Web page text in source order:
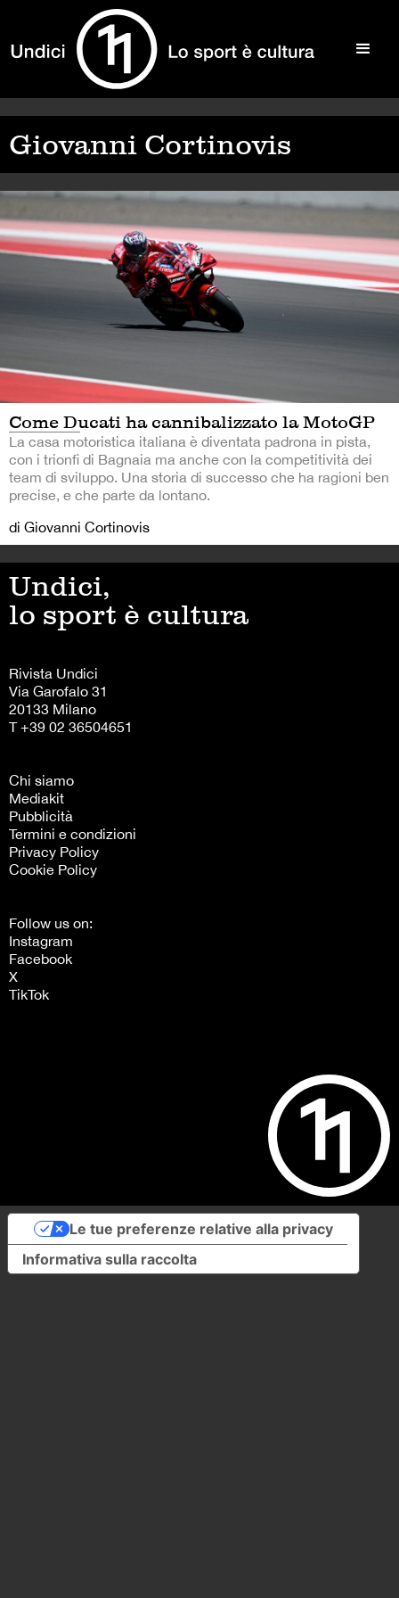
Giovanni Cortinovis
Come Ducati ha cannibalizzato la MotoGP
La casa motoristica italiana è diventata padrona in pista,
con i trionfi di Bagnaia ma anche con la competitività dei
team di sviluppo. Una storia di successo che ha ragioni ben
precise, e che parte da lontano.
di Giovanni Cortinovis
Undici,
lo sport è cultura
Rivista Undici
Via Garofalo 31
20133 Milano
T +39 02 36504651
Chi siamo
Mediakit
Pubblicità
Termini e condizioni
Privacy Policy
Cookie Policy
Follow us on:
Instagram
Facebook
X
TikTok
Informativa sulla raccolta
Le tue preferenze relative alla privacy